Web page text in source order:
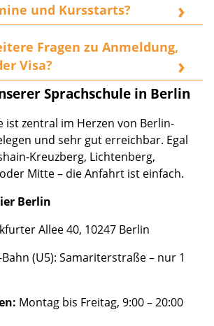
Stadtführungen durch
Ausflüge und
Im Sommer finden diese
täglich statt.
und Kursstarts?
für alle telc-Prüfungen
Intensivkurse
und Abendkurse
fortlaufend auf unserer Website. Sie
jederzeit direkt kontaktieren.
Fragen zu Anmeldung,
Visa?
Team berät Sie gerne
Nutzen Sie unser Kontaktformular
direkt an!
Sprachschule in Berlin
ist zentral im Herzen von Berlin-
und sehr gut erreichbar. Egal
Kreuzberg, Lichtenberg,
Mitte – die Anfahrt ist einfach.
Berlin
Allee 40, 10247 Berlin
Bahn (U5): Samariterstraße – nur 1
Montag bis Freitag, 9:00 – 20:00